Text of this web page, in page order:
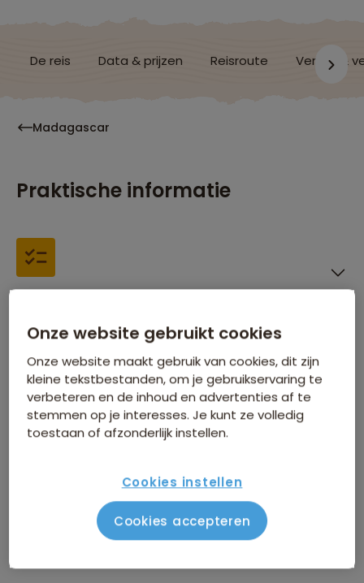
De reis Data & prijzen Reisroute Verblijf &
Madagascar
Praktische informatie
Financiën
Beste reistijd
Onze website gebruikt cookies
Onze website maakt gebruik van cookies, dit zijn
kleine tekstbestanden, om je gebruikservaring te
verbeteren en de inhoud en advertenties af te
stemmen op je interesses. Je kunt ze volledig
toestaan of afzonderlijk instellen.
Cookies instellen
Cookies accepteren